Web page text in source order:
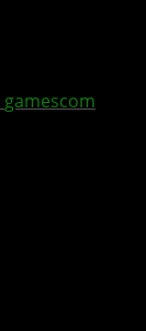
gamescom